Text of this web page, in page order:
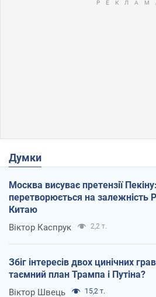
Думки
Москва висуває претензії
перетворюється на залежність
Китаю
Віктор Каспрук 2,2 т.
Збіг інтересів двох цинічних
таємний план Трампа і Путіна?
Віктор Швець 15,2 т.